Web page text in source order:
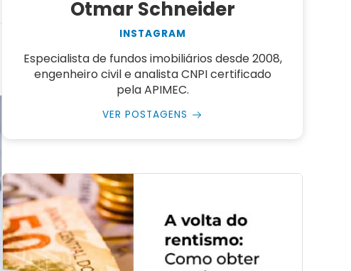
Otmar Schneider
INSTAGRAM
Especialista de fundos imobiliários desde 2008,
engenheiro civil e analista CNPI certificado
pela APIMEC.
VER POSTAGENS